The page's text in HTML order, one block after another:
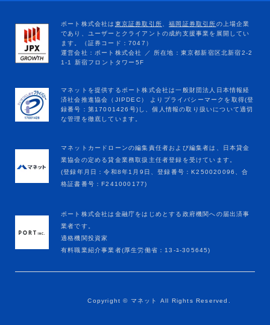
マネットカードローンの編集責任者および編集者は、日本貸金
業協会の定める貸金業務取扱主任者登録を受けています。
(登録年月日：令和8年1月9日、登録番号：K250020096、合
格証書番号：F241000177)
ポート株式会社は金融庁をはじめとする政府機関への届出済事
業者です。
適格機関投資家
有料職業紹介事業者(厚生労働省：13-ﾕ-305645)